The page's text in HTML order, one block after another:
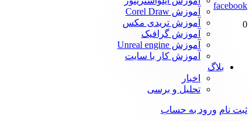
آموزش Corel Draw
آموزش تریدی مکس
آموزش گرافیک
آموزش Unreal engine
آموزش کار با سایت
بلاگ
اخبار
تحلیل و برسی
ثبت نام ورود به حساب
facebook
0